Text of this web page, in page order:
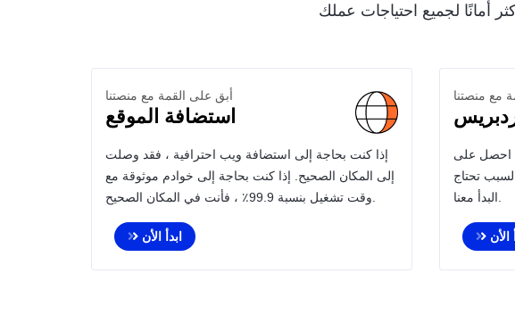
أمانًا لجميع احتياجات عملك
أبق على القمة مع منصتنا
استضافة الموقع
إذا كنت بحاجة إلى استضافة ويب احترافية ، فقد وصلت
إلى المكان الصحيح. إذا كنت بحاجة إلى خوادم موثوقة مع
ابدأ الأن
مع منصتنا
احصل على
تحتاج
الأن